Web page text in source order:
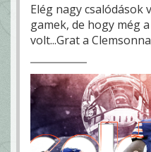
Elég nagy csalódások
gamek, de hogy még
volt...Grat a